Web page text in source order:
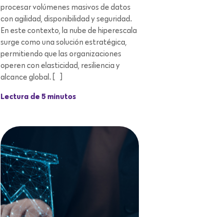
procesar volúmenes masivos de datos
con agilidad, disponibilidad y seguridad.
En este contexto, la nube de hiperescala
surge como una solución estratégica,
permitiendo que las organizaciones
operen con elasticidad, resiliencia y
alcance global. […]
Lectura de 5 minutos